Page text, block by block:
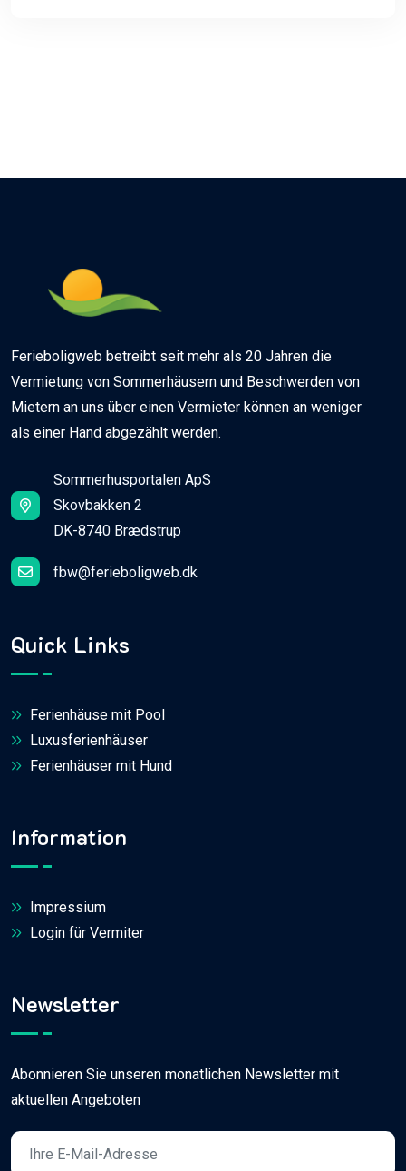
Ferieboligweb betreibt seit mehr als 20 Jahren die
Vermietung von Sommerhäusern und Beschwerden von
Mietern an uns über einen Vermieter können an weniger
als einer Hand abgezählt werden.
Sommerhusportalen ApS
Skovbakken 2
DK-8740 Brædstrup
fbw@ferieboligweb.dk
Quick Links
Ferienhäuse mit Pool
Luxusferienhäuser
Ferienhäuser mit Hund
Information
Impressium
Login für Vermiter
Newsletter
Abonnieren Sie unseren monatlichen Newsletter mit
aktuellen Angeboten